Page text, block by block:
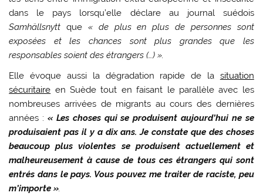
dans le pays lorsqu’elle déclare au journal suédois
Samhällsnytt que « de plus en plus de personnes sont
exposées et les chances sont plus grandes que les
responsables soient des étrangers (…) ».
Elle évoque aussi la dégradation rapide de la situation
sécuritaire en Suède tout en faisant le parallèle avec les
nombreuses arrivées de migrants au cours des dernières
années : « Les choses qui se produisent aujourd’hui ne se
produisaient pas il y a dix ans. Je constate que des choses
beaucoup plus violentes se produisent actuellement et
malheureusement à cause de tous ces étrangers qui sont
entrés dans le pays. Vous pouvez me traiter de raciste, peu
m’importe ».